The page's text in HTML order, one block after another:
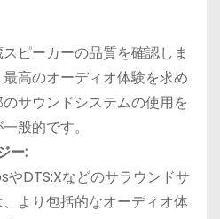
ピーカーの品質を確認しま
高のオーディオ体験を求め
サウンドシステムの使用を
般的です。
ー:
DTS:Xなどのサラウンドサ
より包括的なオーディオ体